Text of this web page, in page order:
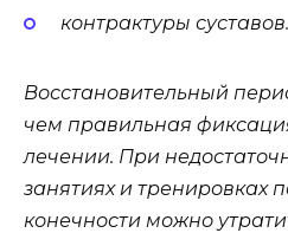
контрактуры суставов.
Восстановительный
чем правильная
лечении. При
занятиях и тренировках
конечности можно